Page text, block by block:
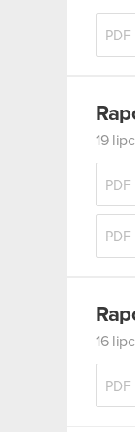
PDF
19
PDF
PDF
16
PDF